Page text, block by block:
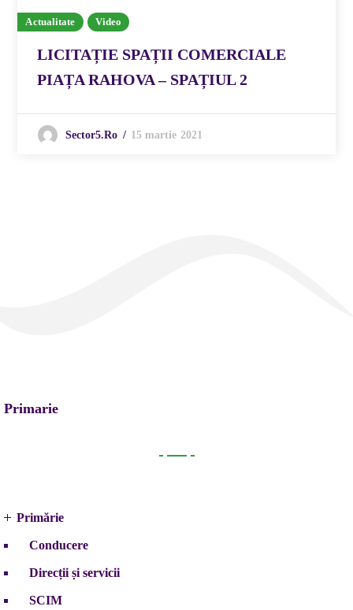
Actualitate Video
LICITAȚIE SPAȚII COMERCIALE
PIAȚA RAHOVA – SPAȚIUL 2
Sector5.ro 15 martie 2021
Primarie
Primărie
Conducere
Direcții și servicii
SCIM